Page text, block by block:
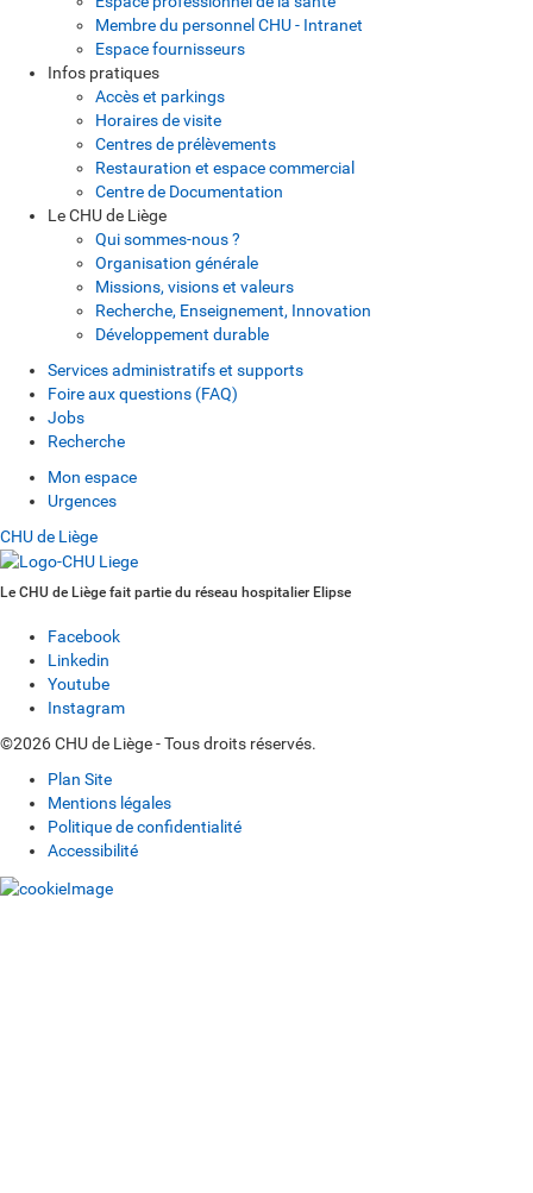
Membre du personnel CHU - Intranet
Espace fournisseurs
Infos pratiques
Accès et parkings
Horaires de visite
Centres de prélèvements
Restauration et espace commercial
Centre de Documentation
Le CHU de Liège
Qui sommes-nous ?
Organisation générale
Missions, visions et valeurs
Recherche, Enseignement, Innovation
Développement durable
Services administratifs et supports
Foire aux questions (FAQ)
Jobs
Recherche
Mon espace
Urgences
CHU de Liège
Le CHU de Liège fait partie du réseau hospitalier Elipse
Facebook
Linkedin
Youtube
Instagram
©2026 CHU de Liège - Tous droits réservés.
Plan Site
Mentions légales
Politique de confidentialité
Accessibilité